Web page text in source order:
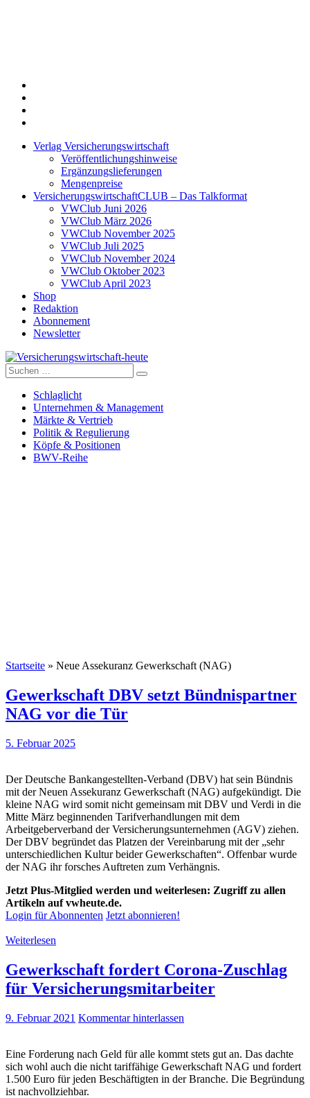
Verlag Versicherungswirtschaft
Veröffentlichungshinweise
Ergänzungslieferungen
Mengenpreise
VersicherungswirtschaftCLUB – Das Talkformat
VWClub Juni 2026
VWClub März 2026
VWClub November 2025
VWClub Juli 2025
VWClub November 2024
VWClub Oktober 2023
VWClub April 2023
Shop
Redaktion
Abonnement
Newsletter
Versicherungswirtschaft-heute
Suche
nach:
Schlaglicht
Unternehmen & Management
Märkte & Vertrieb
Politik & Regulierung
Köpfe & Positionen
BWV-Reihe
Startseite » Neue Assekuranz Gewerkschaft (NAG)
Gewerkschaft DBV setzt Bündnispartner
NAG vor die Tür
5. Februar 2025
Der Deutsche Bankangestellten-Verband (DBV) hat sein Bündnis
mit der Neuen Assekuranz Gewerkschaft (NAG) aufgekündigt. Die
kleine NAG wird somit nicht gemeinsam mit DBV und Verdi in die
Mitte März beginnenden Tarifverhandlungen mit dem
Arbeitgeberverband der Versicherungsunternehmen (AGV) ziehen.
Der DBV begründet das Platzen der Vereinbarung mit der „sehr
unterschiedlichen Kultur beider Gewerkschaften“. Offenbar wurde
der NAG ihr forsches Auftreten zum Verhängnis.
Jetzt Plus-Mitglied werden und weiterlesen: Zugriff zu allen
Artikeln auf vwheute.de.
Login für Abonnenten Jetzt abonnieren!
Weiterlesen
Gewerkschaft fordert Corona-Zuschlag
für Versicherungsmitarbeiter
9. Februar 2021 Kommentar hinterlassen
Eine Forderung nach Geld für alle kommt stets gut an. Das dachte
sich wohl auch die nicht tariffähige Gewerkschaft NAG und fordert
1.500 Euro für jeden Beschäftigten in der Branche. Die Begründung
ist nachvollziehbar.